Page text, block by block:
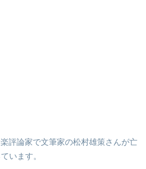
評論家で文筆家の松村雄策さんが亡
います。